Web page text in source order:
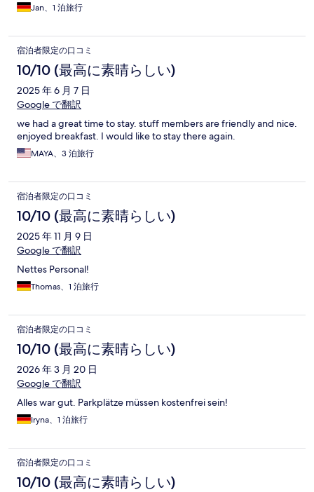
Jan、1 泊旅行
宿泊者限定の口コミ
10/10 (最高に素晴らしい)
2025 年 6 月 7 日
Google で翻訳
we had a great time to stay. stuff members are friendly and nice.
enjoyed breakfast. I would like to stay there again.
MAYA、3 泊旅行
宿泊者限定の口コミ
10/10 (最高に素晴らしい)
2025 年 11 月 9 日
Google で翻訳
Nettes Personal!
Thomas、1 泊旅行
宿泊者限定の口コミ
10/10 (最高に素晴らしい)
2026 年 3 月 20 日
Google で翻訳
Alles war gut. Parkplätze müssen kostenfrei sein!
Iryna、1 泊旅行
宿泊者限定の口コミ
10/10 (最高に素晴らしい)